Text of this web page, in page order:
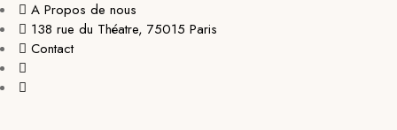
A Propos de nous
138 rue du Théatre, 75015 Paris
Contact